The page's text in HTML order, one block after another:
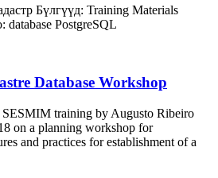
Бүлгүүд: Training Materials
database PostgreSQL
Database Workshop
SESMIM training by Augusto Ribeiro
on a planning workshop for
and practices for establishment of a